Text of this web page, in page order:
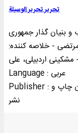
تحرير تحرير الوسيلة
و بنیان گذار جمهوری
- خلاصه کننده:
مشکینی اردبیلی، علی -
Language : عربی
Publisher : مؤسسه علمی فرهنگی دار الحديث. سازمان چاپ و
نشر